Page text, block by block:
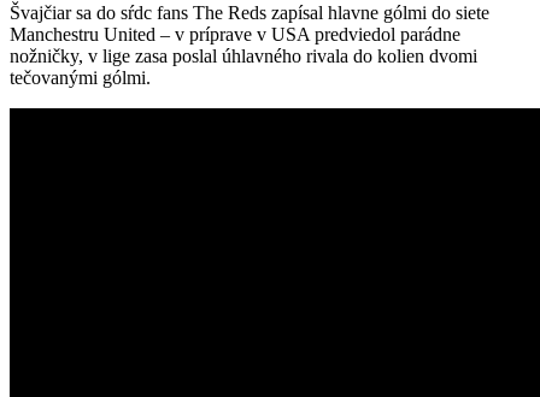
Švajčiar sa do sŕdc fans The Reds zapísal hlavne gólmi do siete
Manchestru United – v príprave v USA predviedol parádne
nožničky, v lige zasa poslal úhlavného rivala do kolien dvomi
tečovanými gólmi.